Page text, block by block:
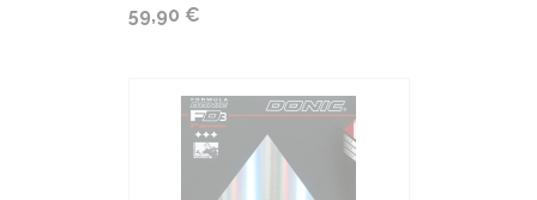
59,90 €